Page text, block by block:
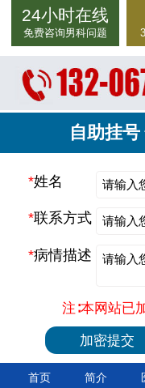
24小时在线
免费咨询男科问题
自助挂
*姓名
*联系方式
*病情描述
注∶本网站已
首页 简介